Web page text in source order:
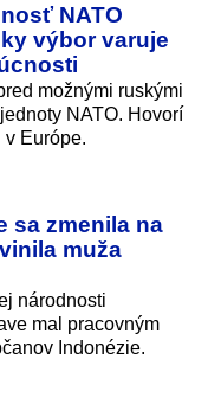
NATO
výbor varuje
možnými ruskými
NATO. Hovorí
Európe.
sa zmenila na
muža
národnosti
mal pracovným
Indonézie.